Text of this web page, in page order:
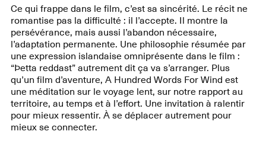
Ce qui frappe dans le film, c’est sa sincérité. Le récit ne
romantise pas la difficulté : il l’accepte. Il montre la
persévérance, mais aussi l’abandon nécessaire,
l’adaptation permanente. Une philosophie résumée par
une expression islandaise omniprésente dans le film :
“Þetta reddast” autrement dit ça va s’arranger. Plus
qu’un film d’aventure, A Hundred Words For Wind est
une méditation sur le voyage lent, sur notre rapport au
territoire, au temps et à l’effort. Une invitation à ralentir
pour mieux ressentir. À se déplacer autrement pour
mieux se connecter.